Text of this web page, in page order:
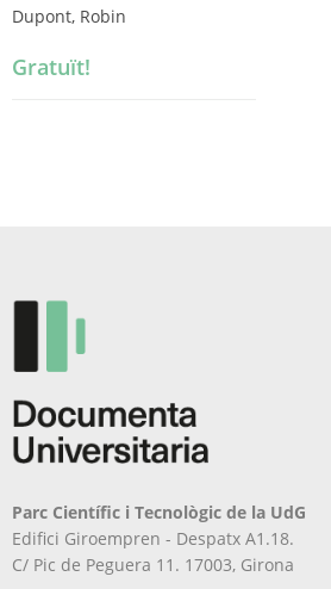
Dupont, Robin
Gratuït!
Parc Científic i Tecnològic de la UdG
Edifici Giroempren - Despatx A1.18.
C/ Pic de Peguera 11. 17003, Girona